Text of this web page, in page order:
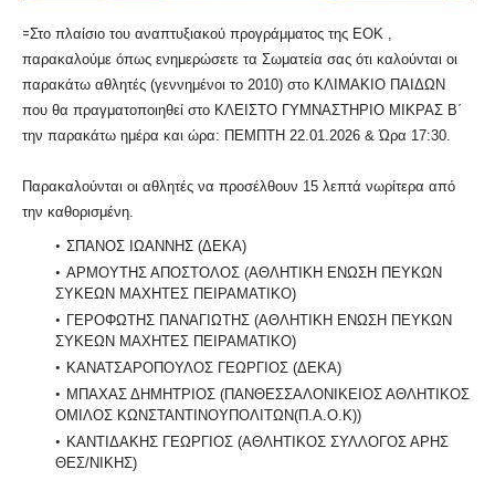
=Στο πλαίσιο του αναπτυξιακού προγράμματος της ΕΟΚ ,
παρακαλούμε όπως ενημερώσετε τα Σωματεία σας ότι καλούνται οι
παρακάτω αθλητές (γεννημένοι το 2010) στο ΚΛΙΜΑΚΙΟ ΠΑΙΔΩΝ
που θα πραγματοποιηθεί στο ΚΛΕΙΣΤΟ ΓΥΜΝΑΣΤΗΡΙΟ ΜΙΚΡΑΣ Β΄
την παρακάτω ημέρα και ώρα: ΠΕΜΠΤΗ 22.01.2026 & Ώρα 17:30.
Παρακαλούνται οι αθλητές να προσέλθουν 15 λεπτά νωρίτερα από
την καθορισμένη.
ΣΠΑΝΟΣ ΙΩΑΝΝΗΣ (ΔΕΚΑ)
ΑΡΜΟΥΤΗΣ ΑΠΟΣΤΟΛΟΣ (ΑΘΛΗΤΙΚΗ ΕΝΩΣΗ ΠΕΥΚΩΝ
ΣΥΚΕΩΝ ΜΑΧΗΤΕΣ ΠΕΙΡΑΜΑΤΙΚΟ)
ΓΕΡΟΦΩΤΗΣ ΠΑΝΑΓΙΩΤΗΣ (ΑΘΛΗΤΙΚΗ ΕΝΩΣΗ ΠΕΥΚΩΝ
ΣΥΚΕΩΝ ΜΑΧΗΤΕΣ ΠΕΙΡΑΜΑΤΙΚΟ)
ΚΑΝΑΤΣΑΡΟΠΟΥΛΟΣ ΓΕΩΡΓΙΟΣ (ΔΕΚΑ)
ΜΠΑΧΑΣ ΔΗΜΗΤΡΙΟΣ (ΠΑΝΘΕΣΣΑΛΟΝΙΚΕΙΟΣ ΑΘΛΗΤΙΚΟΣ
ΟΜΙΛΟΣ ΚΩΝΣΤΑΝΤΙΝΟΥΠΟΛΙΤΩΝ(Π.Α.Ο.Κ))
ΚΑΝΤΙΔΑΚΗΣ ΓΕΩΡΓΙΟΣ (ΑΘΛΗΤΙΚΟΣ ΣΥΛΛΟΓΟΣ ΑΡΗΣ
ΘΕΣ/ΝΙΚΗΣ)